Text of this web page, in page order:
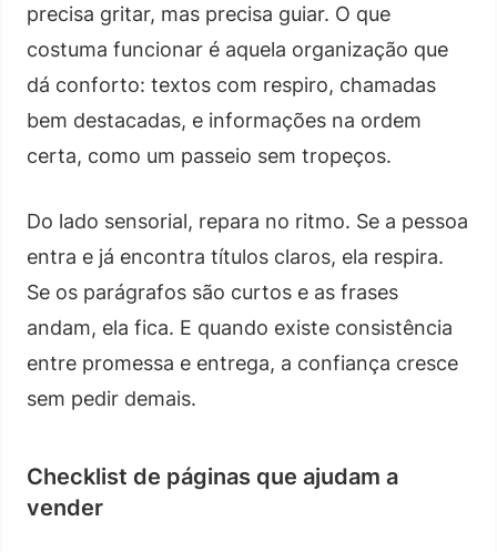
precisa gritar, mas precisa guiar. O que
costuma funcionar é aquela organização que
dá conforto: textos com respiro, chamadas
bem destacadas, e informações na ordem
certa, como um passeio sem tropeços.
Do lado sensorial, repara no ritmo. Se a pessoa
entra e já encontra títulos claros, ela respira.
Se os parágrafos são curtos e as frases
andam, ela fica. E quando existe consistência
entre promessa e entrega, a confiança cresce
sem pedir demais.
Checklist de páginas que ajudam a
vender